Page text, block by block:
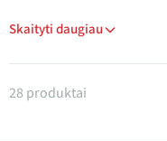
Skaityti daugiau
Produktai
28 produktai